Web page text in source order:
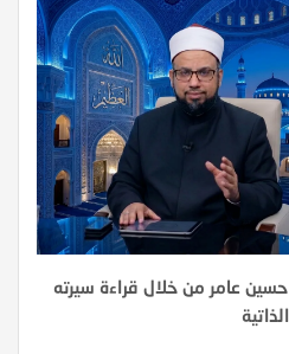
عامر من خلال قراءة سيرته
الذاتية